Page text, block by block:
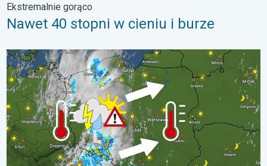
Ekstremalnie gorąco
Nawet 40 stopni w cieniu i burze
33 stopnie w cieniu i wędrujące nawałnice. Groźna i